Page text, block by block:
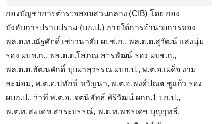
กองบัญชาการตำรวจสอบสวนกลาง (CIB) โดย กอง
บังคับการปราบปราม (บก.ป.) ภายใต้การอำนวยการของ
พล.ต.ท.ณัฐศักดิ์ เชาวนาศัย ผบช.ก., พล.ต.ต.สุวัฒน์ แสงนุ่ม
รอง ผบช.ก., พล.ต.ต.โสภณ สารพัฒน์ รอง ผบช.ก.,
พล.ต.ต.พัฒนศักดิ์ บุบผาสุวรรณ ผบก.ป., พ.ต.อ.เผด็จ งาม
ละม่อม, พ.ต.อ.ปทักข์ ขวัญนา, พ.ต.อ.พงศ์ปณต ชูแก้ว รอง
ผบก.ป., ว่าที่ พ.ต.อ.เจตนิพัทธ์ ศิริวัฒน์ ผกก.1 บก.ป.,
พ.ต.ท.สมเดช สาระบรรณ์, พ.ต.ท.พชรเดช บุญฤทธิ์,